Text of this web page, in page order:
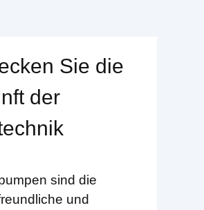
Sie die
der
sind die
und